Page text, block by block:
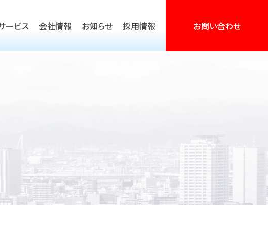
ービス
得支援
・健康経営活動支援
会社情報 お知らせ 採用情報 お問い合わせ